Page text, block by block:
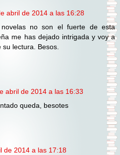
abril de 2014 a las 16:28
no son el fuerte de esta
me has dejado intrigada y voy a
lectura. Besos.
abril de 2014 a las 16:33
queda, besotes
de 2014 a las 17:18